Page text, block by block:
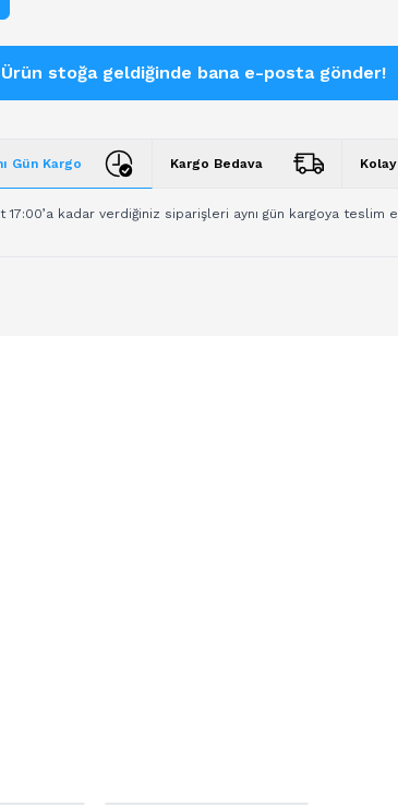
Ürün stoğa geldiğinde bana e-posta gönder!
Gün Kargo Kargo Bedava
17:00’a kadar verdiğiniz siparişleri aynı gün kargoya teslim